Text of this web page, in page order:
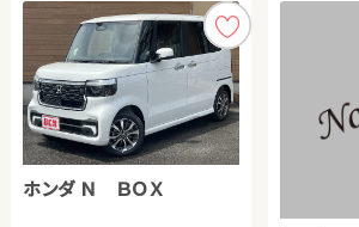
ホンダ Ｎ ＢＯＸ
トヨタ アルファード
日産 セレナ